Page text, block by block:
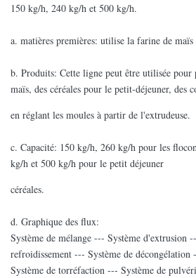
150 kg/h, 240 kg/h et 500 kg/h.
a. matières premières: utilise la farine de
b. Produits: Cette ligne peut être utilisée pour
maïs, des céréales pour le petit-déjeuner, des
en réglant les moules à partir de l'extrudeuse.
c. Capacité: 150 kg/h, 260 kg/h pour les
kg/h et 500 kg/h pour le petit déjeuner
céréales.
d. Graphique des flux:
Système de mélange --- Système d'extrusion
refroidissement --- Système de décongélation
Système de torréfaction --- Système de